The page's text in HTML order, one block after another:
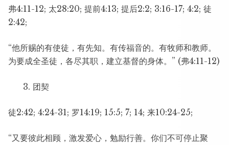
弗4:11-12; 太28:20; 提前4:13; 提后2:2; 3:16-17; 4:2; 徒
2:42;
“他所赐的有使徒，有先知。有传福音的。有牧师和教师。
为要成全圣徒，各尽其职，建立基督的身体。” (弗4:11-12)
团契
徒2:42; 4:24-31; 罗14:19; 15:5; 7; 14; 来10:24-25;
“又要彼此相顾，激发爱心，勉励行善。你们不可停止聚